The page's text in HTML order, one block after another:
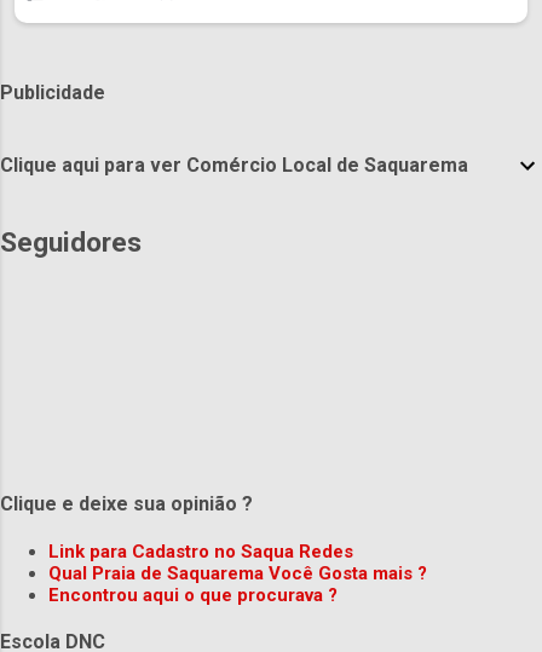
Publicidade
Clique aqui para ver Comércio Local de Saquarema
Seguidores
Clique e deixe sua opinião ?
Link para Cadastro no Saqua Redes
Qual Praia de Saquarema Você Gosta mais ?
Encontrou aqui o que procurava ?
Escola DNC